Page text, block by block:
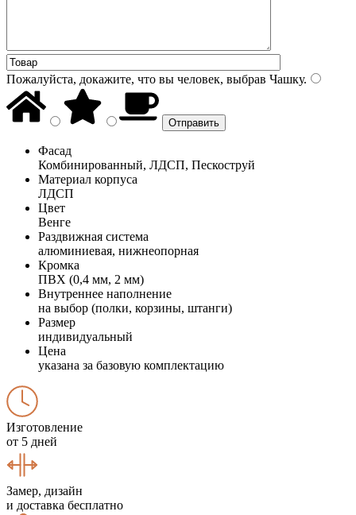
Пожалуйста, докажите, что вы человек, выбрав Чашку.
Фасад
Комбинированный, ЛДСП, Пескоструй
Материал корпуса
ЛДСП
Цвет
Венге
Раздвижная система
алюминиевая, нижнеопорная
Кромка
ПВХ (0,4 мм, 2 мм)
Внутреннее наполнение
на выбор (полки, корзины, штанги)
Размер
индивидуальный
Цена
указана за базовую комплектацию
Изготовление
от 5 дней
Замер, дизайн
и доставка бесплатно